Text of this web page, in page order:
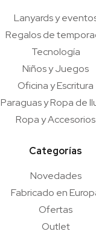
Lanyards y
Regalos de
Tecnología
Niños y Juegos
Oficina y Escritura
Paraguas y Ropa de
Ropa y Accesorios
Categorías
Novedades
Fabricado en
Ofertas
Outlet